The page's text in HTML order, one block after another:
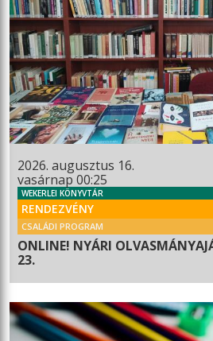
2026. augusztus 16.
vasárnap 00:25
WEKERLEI KÖNYVTÁR
RENDEZVÉNY
CSALÁDI PROGRAM
ONLINE! NYÁRI
23.